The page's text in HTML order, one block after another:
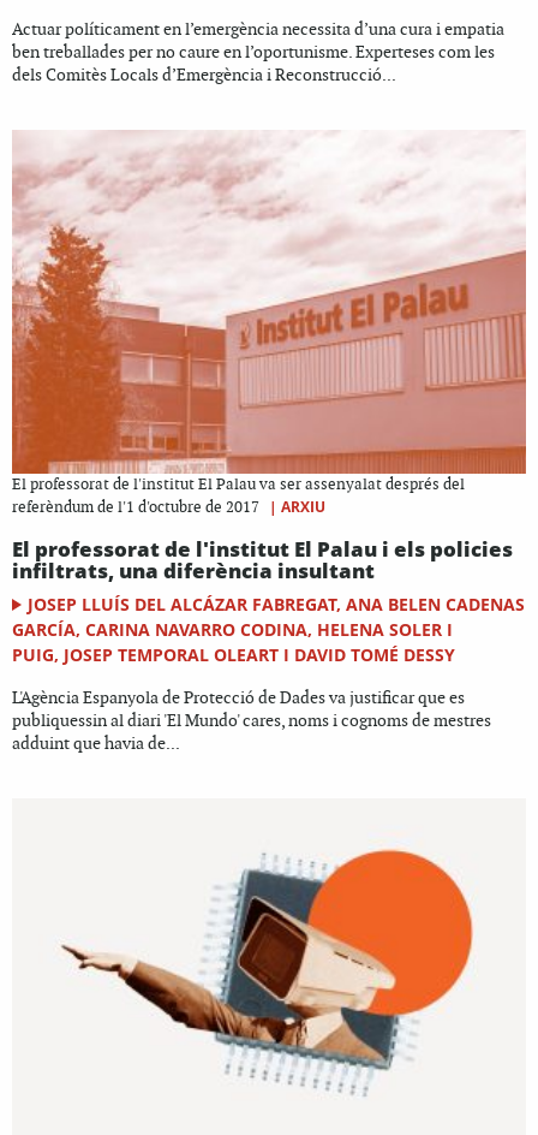
Actuar políticament en l’emergència necessita d’una cura i empatia
ben treballades per no caure en l’oportunisme. Experteses com les
dels Comitès Locals d’Emergència i Reconstrucció...
El professorat de l'institut El Palau va ser assenyalat després del
referèndum de l'1 d'octubre de 2017
| ARXIU
El professorat de l'institut El Palau i els policies
infiltrats, una diferència insultant
JOSEP LLUÍS DEL ALCÁZAR FABREGAT, ANA BELEN CADENAS
GARCÍA, CARINA NAVARRO CODINA, HELENA SOLER I
PUIG, JOSEP TEMPORAL OLEART I DAVID TOMÉ DESSY
L'Agència Espanyola de Protecció de Dades va justificar que es
publiquessin al diari 'El Mundo' cares, noms i cognoms de mestres
adduint que havia de...